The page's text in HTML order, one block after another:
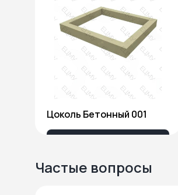
Цоколь Бетонный 001
Частые вопросы